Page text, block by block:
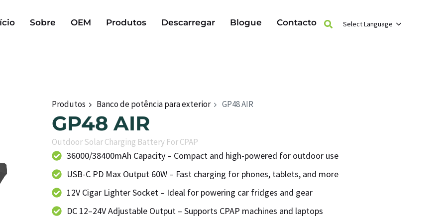
Sobre OEM Produtos Descarregar Blogue Contacto Select Language
Produtos Banco de potência para exterior GP48 AIR
GP48 AIR
Outdoor Solar Charging Battery For CPAP
36000/38400mAh Capacity – Compact and high-powered for outdoor use
USB-C PD Max Output 60W – Fast charging for phones, tablets, and more
12V Cigar Lighter Socket – Ideal for powering car fridges and gear
DC 12–24V Adjustable Output – Supports CPAP machines and laptops